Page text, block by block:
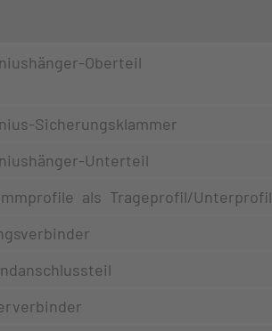
Oberteil
Sicherungsklammer
Unterteil
als Trageprofil/Unterprofil